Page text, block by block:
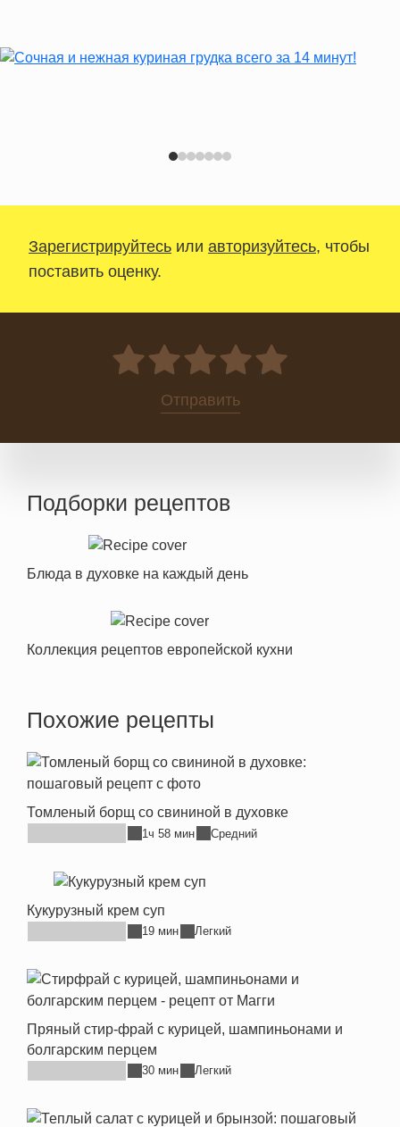
Зарегистрируйтесь или авторизуйтесь, чтобы
поставить оценку.
0
Отправить
Подборки рецептов
Блюда в духовке на каждый день
Коллекция рецептов европейской кухни
Похожие рецепты
Томленый борщ со свининой в духовке
1ч 58 мин Средний
Кукурузный крем суп
19 мин Легкий
Пряный стир-фрай с курицей, шампиньонами и
болгарским перцем
30 мин Легкий